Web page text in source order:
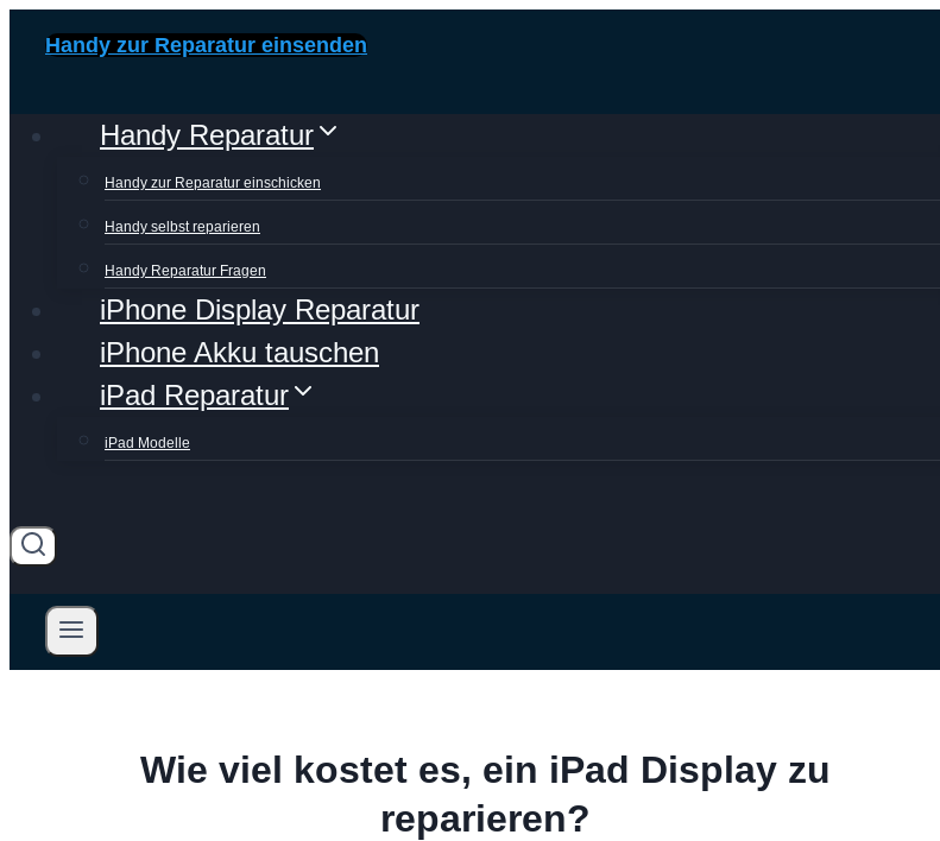
ZumHandy zur Reparatur einsenden
Handy Reparatur
Handy zur Reparatur einschicken
Handy selbst reparieren
Handy Reparatur Fragen
iPhone Display Reparatur
iPhone Akku tauschen
iPad Reparatur
iPad Modelle
Wie viel kostet es, ein iPad Display zu
reparieren?